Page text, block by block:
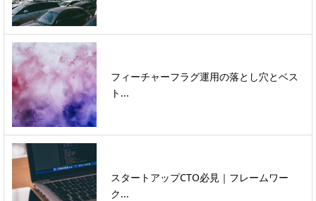
フィーチャーフラグ運用の落とし穴とベス
ト...
スタートアップCTO必見｜フレームワー
ク...